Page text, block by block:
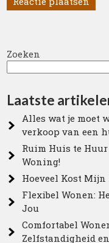
Zoeken
Laatste
Alles wat je moet
verkoop van een
Ruim Huis te
Woning!
Hoeveel Kost Mijn
Flexibel Wonen:
Jou
Comfortabel
Zelfstandigheid